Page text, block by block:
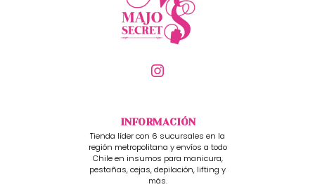
INFORMACIÓN
Tienda líder con 6 sucursales en la
región metropolitana y envíos a todo
Chile en insumos para manicura,
pestañas, cejas, depilación, lifting y
más.